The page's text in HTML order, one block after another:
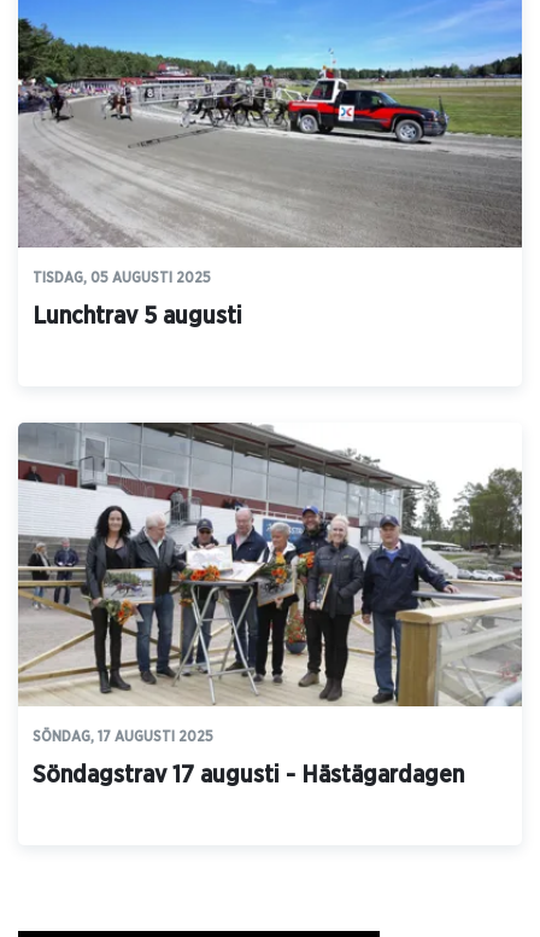
TISDAG, 05 AUGUSTI 2025
Lunchtrav 5 augusti
SÖNDAG, 17 AUGUSTI 2025
Söndagstrav 17 augusti - Hästägardagen